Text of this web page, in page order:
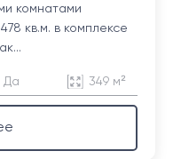
комнатами
кв.м. в комплексе
Да 349 м²